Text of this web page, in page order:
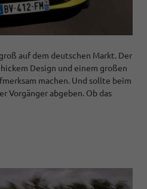
auf dem deutschen Markt. Der
Design und einem großen
machen. Und sollte beim
Vorgänger abgeben. Ob das